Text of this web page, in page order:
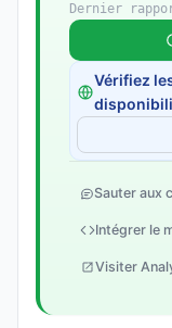
Dernier
Vérifiez
Sauter aux
Intégrer le
Visiter